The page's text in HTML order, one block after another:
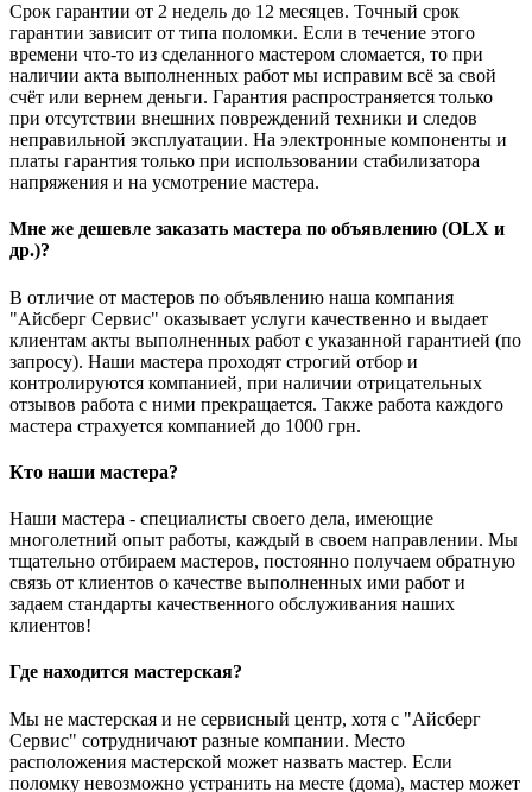
Срок гарантии от 2 недель до 12 месяцев. Точный срок
гарантии зависит от типа поломки. Если в течение этого
времени что-то из сделанного мастером сломается, то при
наличии акта выполненных работ мы исправим всё за свой
счёт или вернем деньги. Гарантия распространяется только
при отсутствии внешних повреждений техники и следов
неправильной эксплуатации. На электронные компоненты и
платы гарантия только при использовании стабилизатора
напряжения и на усмотрение мастера.
Мне же дешевле заказать мастера по объявлению (OLX и
др.)?
В отличие от мастеров по объявлению наша компания
"Айсберг Сервис" оказывает услуги качественно и выдает
клиентам акты выполненных работ с указанной гарантией (по
запросу). Наши мастера проходят строгий отбор и
контролируются компанией, при наличии отрицательных
отзывов работа с ними прекращается. Также работа каждого
мастера страхуется компанией до 1000 грн.
Кто наши мастера?
Наши мастера - специалисты своего дела, имеющие
многолетний опыт работы, каждый в своем направлении. Мы
тщательно отбираем мастеров, постоянно получаем обратную
связь от клиентов о качестве выполненных ими работ и
задаем стандарты качественного обслуживания наших
клиентов!
Где находится мастерская?
Мы не мастерская и не сервисный центр, хотя с "Айсберг
Сервис" сотрудничают разные компании. Место
расположения мастерской может назвать мастер. Если
поломку невозможно устранить на месте (дома), мастер может